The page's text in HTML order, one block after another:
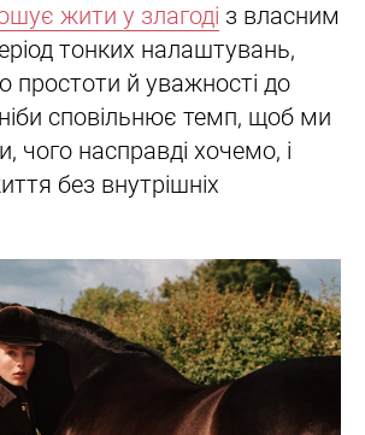
жити у злагоді з власним
тонких налаштувань,
простоти й уважності до
сповільнює темп, щоб ми
чого насправді хочемо, і
без внутрішніх